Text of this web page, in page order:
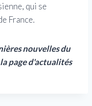
qui se
France.
nouvelles du
page d'actualités